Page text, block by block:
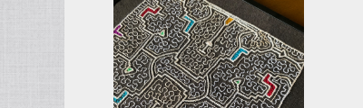
額装 泥染め黒に白刺繍 30cm